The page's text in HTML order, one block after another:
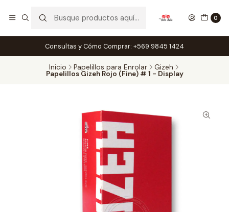
0
Consultas y Cómo Comprar: +569 9845 1424
Inicio Papelillos para Enrolar Gizeh
Papelillos Gizeh Rojo (Fine) # 1 - Display